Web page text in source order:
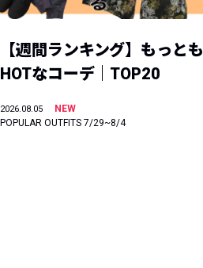
【週間ランキング】もっとも
HOTなコーデ｜TOP20
2026.08.05
NEW
POPULAR OUTFITS 7/29~8/4